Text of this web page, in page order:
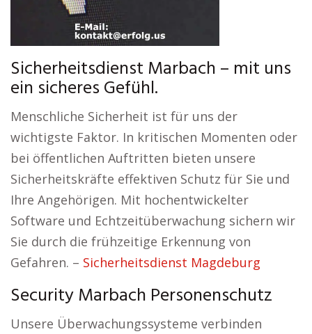
Sicherheitsdienst Marbach – mit uns
ein sicheres Gefühl.
Menschliche Sicherheit ist für uns der
wichtigste Faktor. In kritischen Momenten oder
bei öffentlichen Auftritten bieten unsere
Sicherheitskräfte effektiven Schutz für Sie und
Ihre Angehörigen. Mit hochentwickelter
Software und Echtzeitüberwachung sichern wir
Sie durch die frühzeitige Erkennung von
Gefahren. – Sicherheitsdienst Magdeburg
Security Marbach Personenschutz
Unsere Überwachungssysteme verbinden